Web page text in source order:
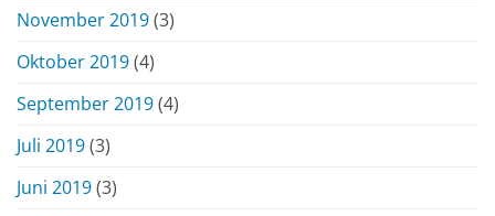
November 2019(3)
Oktober 2019(4)
September 2019(4)
Juli 2019(3)
Juni 2019(3)